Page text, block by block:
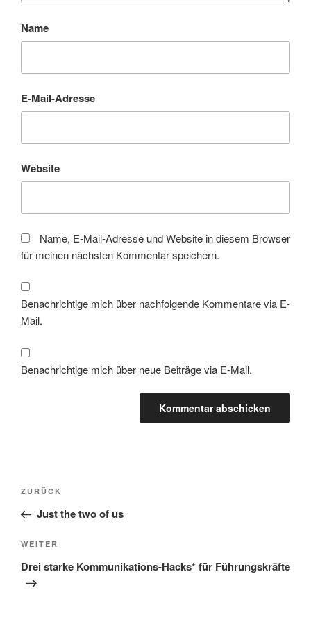
Name
E-Mail-Adresse
Website
Name, E-Mail-Adresse und Website in diesem Browser
für meinen nächsten Kommentar speichern.
Benachrichtige mich über nachfolgende Kommentare via E-
Mail.
Benachrichtige mich über neue Beiträge via E-Mail.
Beitragsnavigation
Vorheriger
Beitrag
ZURÜCK
Just the two of us
Nächster
Beitrag
WEITER
Drei starke Kommunikations-Hacks* für Führungskräfte